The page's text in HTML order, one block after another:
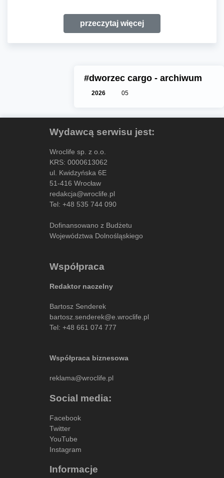
przeczytaj więcej
#dworzec cargo - archiwum
2026 05
Wydawcą serwisu jest:
Wroclife sp. z o.o.
KRS: 0000613062
ul. Kwidzyńska 6E
51-416 Wrocław
redakcja@wroclife.pl
Tel: +48 535 744 090
Dofinansowano z Budżetu
Województwa Dolnośląskiego
Współpraca
Redaktor naczelny
Bartosz Senderek
bartosz.senderek@e.wroclife.pl
Tel: +48 661 074 777
Współpraca biznesowa
reklama@wroclife.pl
Social media:
Facebook
Twitter
YouTube
Instagram
Informacje